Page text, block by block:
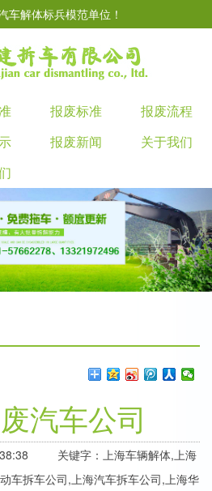
车解体标兵模范单位！
报废标准
报废流程
报废新闻
关于我们
汽车公司
关键字：上海车辆解体,上海
车拆车公司,上海汽车拆车公司,上海华